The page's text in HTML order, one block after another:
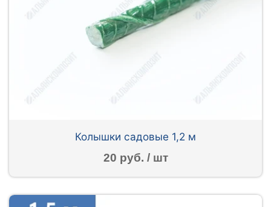
Колышки садовые 1,2 м
20 руб. / шт